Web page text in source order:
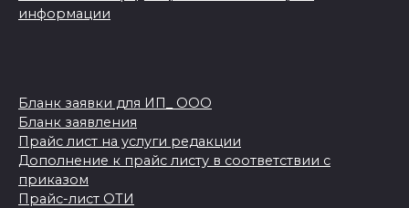
информации
Бланк заявки для ИП_ ООО
Бланк заявления
Прайс лист на услуги редакции
Дополнение к прайс листу в соответствии с
приказом
Прайс-лист ОТИ